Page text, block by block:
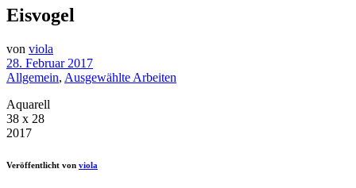
Eisvogel
von viola
28. Februar 2017
Allgemein, Ausgewählte Arbeiten
Aquarell
38 x 28
2017
Veröffentlicht von viola